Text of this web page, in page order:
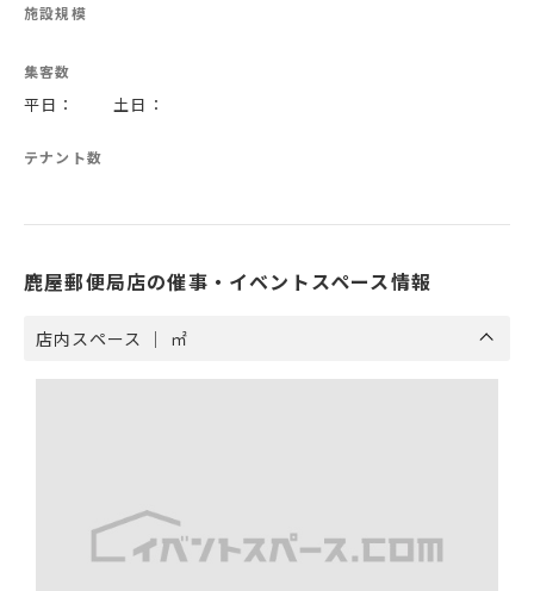
施設規模
集客数
平日： 土日：
テナント数
鹿屋郵便局店の催事・イベントスペース情報
店内スペース ｜ ㎡